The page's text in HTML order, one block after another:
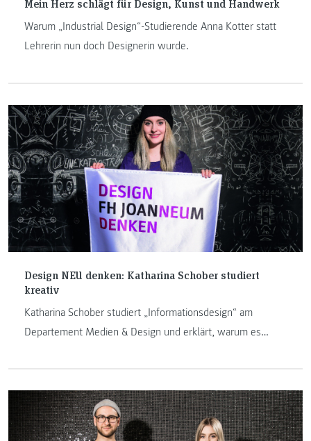
Mein Herz schlägt für Design, Kunst und Handwerk
Warum „Industrial Design“-Studierende Anna Kotter statt
Lehrerin nun doch Designerin wurde.
Design NEU denken: Katharina Schober studiert
kreativ
Katharina Schober studiert „Informationsdesign“ am
Departement Medien & Design und erklärt, warum es
Arbeitswelt vorbereiten.